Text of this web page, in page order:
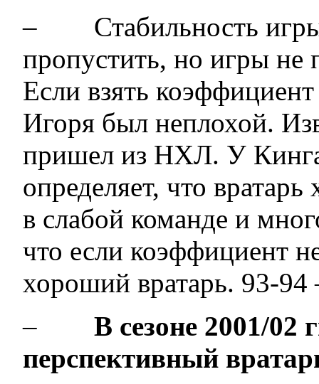
– Стабильность
пропустить, но игры не
Если взять
Игоря был неплохой.
пришел из НХЛ. У
определяет, что
в слабой команде и
что если коэффициент
хороший вратарь. 93-94
– В сезоне 2001/02
перспективный